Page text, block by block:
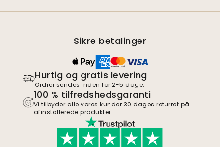
Sikre betalinger
Hurtig og gratis levering
Ordrer sendes inden for 2-5 dage.
100 % tilfredshedsgaranti
Vi tilbyder alle vores kunder 30 dages returret på
afinstallerede produkter.